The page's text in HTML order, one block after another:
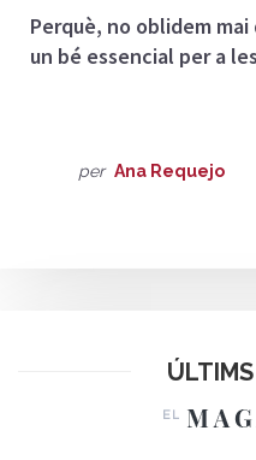
Perquè, no oblidem
un bé essencial per a
per Ana Requejo